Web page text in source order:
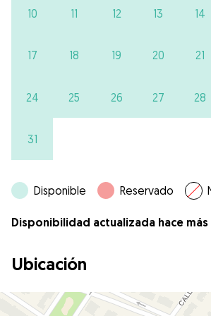
10 11 12 13 14
17 18 19 20 21
24 25 26 27 28
31
Disponible Reservado
Disponibilidad actualizada hace
Ubicación